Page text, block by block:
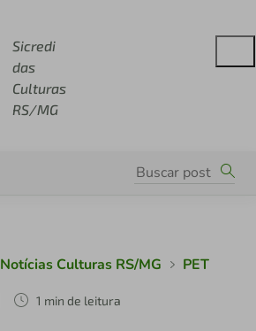
Sicredi
das
Culturas
RS/MG
Notícias Culturas RS/MG PET
1 min de leitura